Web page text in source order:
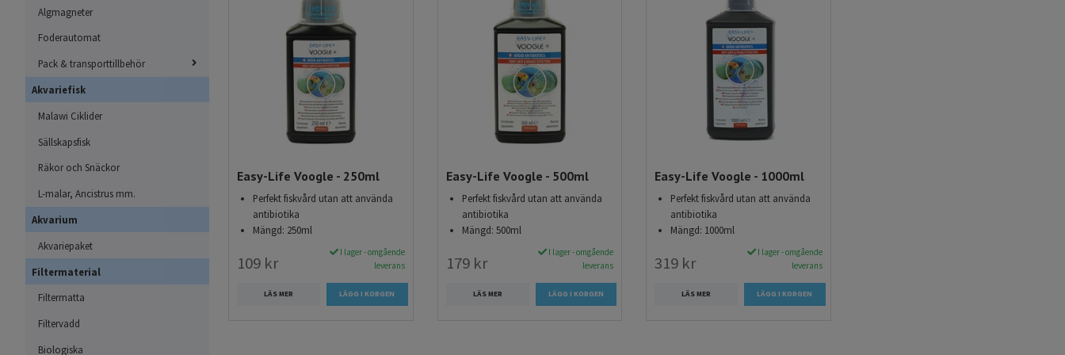
Algmagneter
Foderautomat
Pack & transporttillbehör
Akvariefisk
Malawi Ciklider
Sällskapsfisk
Räkor och Snäckor
L-malar, Ancistrus mm.
Akvarium
Akvariepaket
Filtermaterial
Filtermatta
Filtervadd
Biologiska
Köp vattenberedningsmedel hos Akvarieimporten
Vi erbjuder ett brett sortiment av vattenberedningsmedel som hjälper dig att skapa
en trygg och hälsosam miljö för dina fiskar. Hos oss får du:
Fri frakt vid köp över 699 kr
Högkvalitativa produkter för både söt- och saltvattensakvarier
Easy-Life Voogle - 250ml
Perfekt fiskvård utan att använda
antibiotika
Mängd: 250ml
109 kr
I lager - omgående
leverans
LÄS MER
Easy-Life Voogle - 500ml
Perfekt fiskvård utan att använda
antibiotika
Mängd: 500ml
179 kr
I lager - omgående
leverans
LÄS MER
Easy-Life Voogle - 1000ml
Perfekt fiskvård utan att använda
antibiotika
Mängd: 1000ml
319 kr
I lager - omgående
leverans
LÄS MER